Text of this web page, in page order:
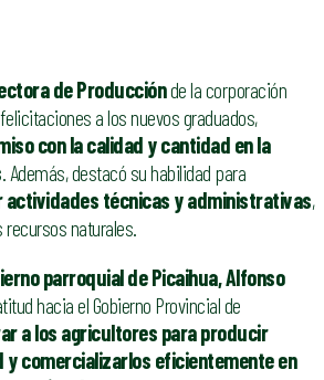
de Producciónde la corporación
a los nuevos graduados,
con la calidad y cantidad en la
. Además, destacó su habilidad para
actividades técnicas y administrativas,
naturales.
parroquial de Picaihua, Alfonso
hacia el Gobierno Provincial de
a los agricultores para producir
y comercializarlos eficientemente en